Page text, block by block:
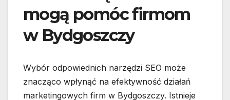
mogą pomóc firmom
w Bydgoszczy
Wybór odpowiednich narzędzi SEO może
znacząco wpłynąć na efektywność działań
marketingowych firm w Bydgoszczy. Istnieje